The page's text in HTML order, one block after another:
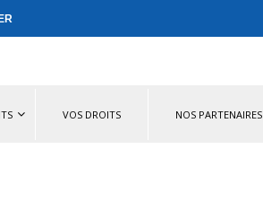
VOS DROITS NOS PARTENAIRES